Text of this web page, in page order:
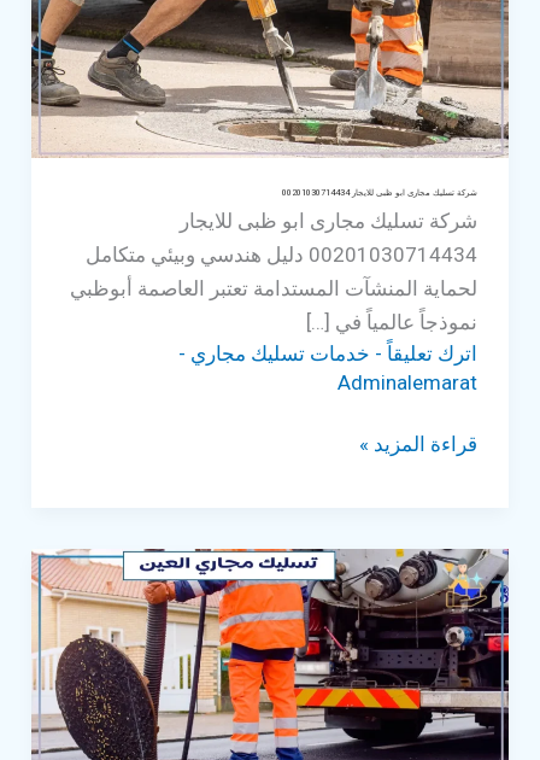
شركة تسليك مجارى ابو ظبى للايجار 00201030714434
شركة تسليك مجارى ابو ظبى للايجار
00201030714434 دليل هندسي وبيئي متكامل
لحماية المنشآت المستدامة ​تعتبر العاصمة أبوظبي
نموذجاً عالمياً في […]
اترك تعليقاً - خدمات تسليك مجاري -
Adminalemarat
شركة
ابو
ظبى
للايجار
00201030714434
قراءة المزيد »